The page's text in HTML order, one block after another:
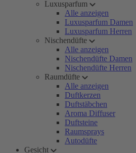
Luxusparfum
Alle anzeigen
Luxusparfum Damen
Luxusparfum Herren
Nischendüfte
Alle anzeigen
Nischendüfte Damen
Nischendüfte Herren
Raumdüfte
Alle anzeigen
Duftkerzen
Duftstäbchen
Aroma Diffuser
Duftsteine
Raumsprays
Autodüfte
Gesicht